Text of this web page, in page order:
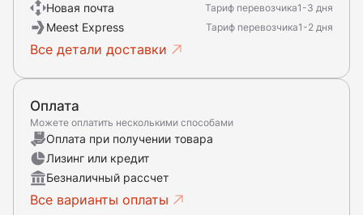
Новая почта Тариф перевозчика1-3 дня
Meest Express Тариф перевозчика1-2 дня
Все детали доставки
Оплата
Можете оплатить несколькими способами
Оплата при получении товара
Лизинг или кредит
Безналичный рассчет
Все варианты оплаты